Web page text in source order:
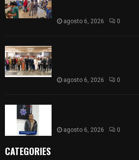
agosto 6, 2026 0
agosto 6, 2026 0
agosto 6, 2026 0
CATEGORIES